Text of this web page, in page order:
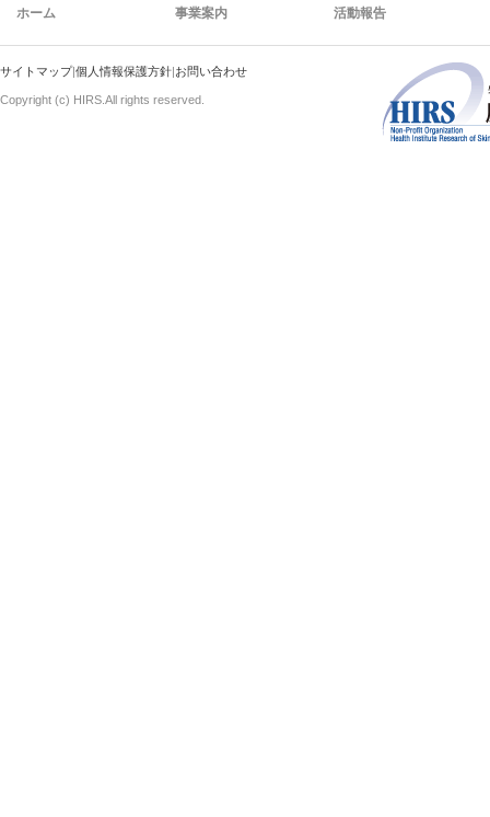
ホーム 事業案内 活動報告
サイトマップ|個人情報保護方針|お問い合わせ
Copyright (c) HIRS.All rights reserved.